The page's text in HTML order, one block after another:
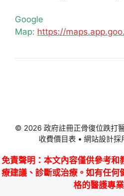
Google
Map: https://
© 2026 政府註冊正骨復位跌打
收費價目表 • 網站設計採
免責聲明 ：本文內容僅供參考
療建議、診斷或治療。如有任何
格的醫護專